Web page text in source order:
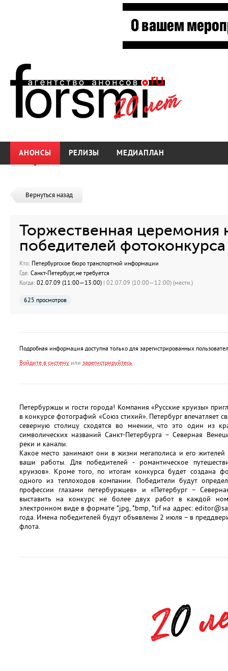
АНОНСЫ РЕЛИЗЫ МЕДИАПЛАН
Вернуться назад
Торжественная церемония
победителей
Кто: Петербургское бюро транспортной информации
Где: Санкт-Петербург, не требуется
Когда: 02.07.09 (11:00—13:00) | 02.07.09 (10:00—12:00) (местн.)
625 просмотров
Подробная информация доступна только для зарегистрированных
Войдите в систему или зарегистрируйтесь
Петербуржцы и гости города! Компания «Русские круизы»
в конкурсе фотографий «Союз стихий». Петербург впечатляет
северную столицу сходятся во мнении, что это один из
символических названий Санкт-Петербурга – Северная
реки и каналы.
Какое место занимают они в жизни мегаполиса и его
ваши работы. Для победителей - романтическое
круизов». Кроме того, по итогам конкурса будет создана
одного из теплоходов компании. Победители будут
профессии глазами петербуржцев» и «Петербург –
выставить на конкурс не более двух работ в каждой
электронном виде в формате *.jpg, *.bmp, *.tif на адрес:
года. Имена победителей будут объявлены 2 июля – в
флота.